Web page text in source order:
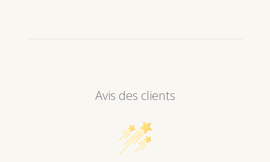
Avis des clients